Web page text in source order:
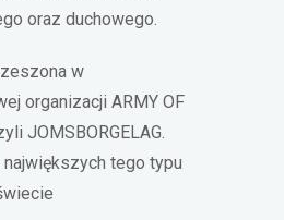
oraz duchowego.
w
organizacji ARMY OF
JOMSBORGELAG.
tego typu